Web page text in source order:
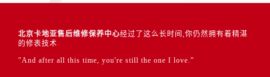
北京卡地亚售后维修保养中心经过了这么长时间,你仍然拥有着精湛
的修表技术
"And after all this time, you're still the one I love.”